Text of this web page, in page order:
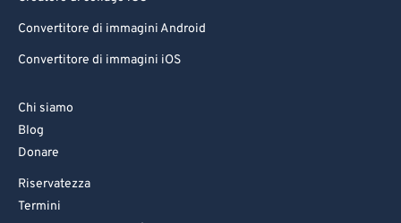
Convertitore di immagini Android
Convertitore di immagini iOS
Chi siamo
Blog
Donare
Riservatezza
Termini